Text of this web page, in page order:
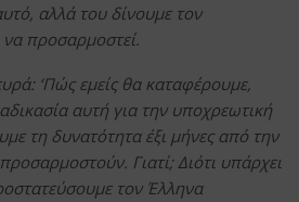
αλλά του δίνουμε τον
προσαρμοστεί.
‘Πώς εμείς θα καταφέρουμε,
αυτή για την υποχρεωτική
τη δυνατότητα έξι μήνες από την
Γιατί; Διότι υπάρχει
τον Έλληνα